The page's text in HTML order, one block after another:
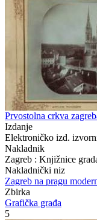
Prvostolna crkva
Izdanje
Elektroničko izd.
Nakladnik
Zagreb : Knjižnice
Nakladnički niz
Zagreb na pragu
Zbirka
Grafička građa
5